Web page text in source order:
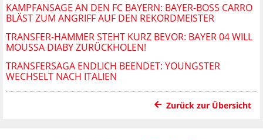
KAMPFANSAGE AN DEN FC BAYERN: BAYER-BOSS CARRO
BLÄST ZUM ANGRIFF AUF DEN REKORDMEISTER
TRANSFER-HAMMER STEHT KURZ BEVOR: BAYER 04 WILL
MOUSSA DIABY ZURÜCKHOLEN!
TRANSFERSAGA ENDLICH BEENDET: YOUNGSTER
WECHSELT NACH ITALIEN
Zurück zur Übersicht